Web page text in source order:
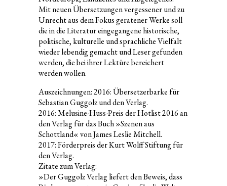
Mit neuen Übersetzungen vergessener und zu
Unrecht aus dem Fokus geratener Werke soll
die in die Literatur eingegangene historische,
politische, kulturelle und sprachliche Vielfalt
wieder lebendig gemacht und Leser gefunden
werden, die bei ihrer Lektüre bereichert
werden wollen.
Auszeichnungen: 2016: Übersetzerbarke für
Sebastian Guggolz und den Verlag.
2016: Melusine-Huss-Preis der Hotlist 2016 an
den Verlag für das Buch »Szenen aus
Schottland« von James Leslie Mitchell.
2017: Förderpreis der Kurt Wolff Stiftung für
den Verlag.
Zitate zum Verlag:
»Der Guggolz Verlag liefert den Beweis, dass